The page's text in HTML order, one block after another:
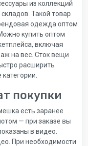
из коллекций
Такой товар
одежда оптом
купить оптом
включая
на вес. Сток вещи
расширить
покупки
есть заранее
— при заказе вы
в видео.
При необходимости